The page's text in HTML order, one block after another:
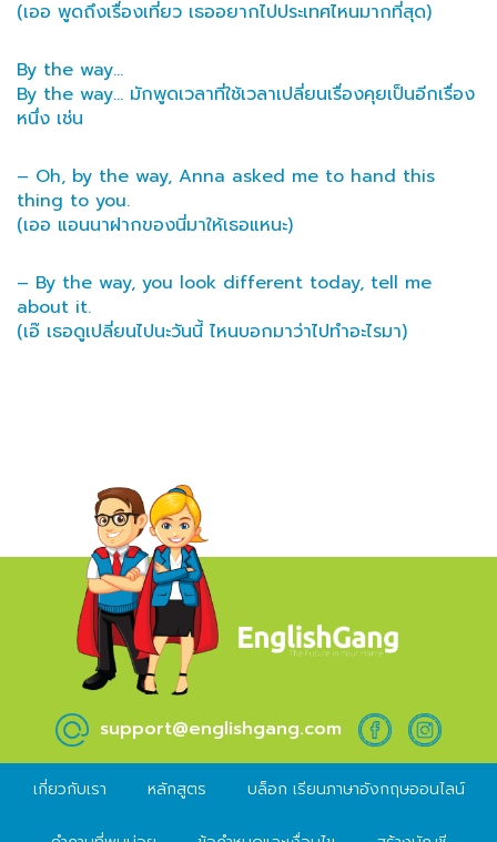
(เออ พูดถึงเรื่องเที่ยว เธออยากไปประเทศไหนมากที่สุด)
By the way…
By the way… มักพูดเวลาที่ใช้เวลาเปลี่ยนเรื่องคุยเป็นอีกเรื่อง
หนึ่ง เช่น
– Oh, by the way, Anna asked me to hand this
thing to you.
(เออ แอนนาฝากของนี่มาให้เธอแหนะ)
– By the way, you look different today, tell me
about it.
(เอ๊ เธอดูเปลี่ยนไปนะวันนี้ ไหนบอกมาว่าไปทำอะไรมา)
support@englishgang.com
เกี่ยวกับเรา หลักสูตร บล็อก เรียนภาษาอังกฤษออนไลน์